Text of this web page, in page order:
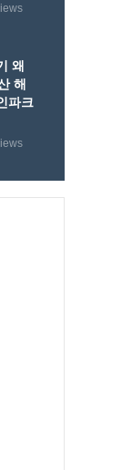
왜
해
파크